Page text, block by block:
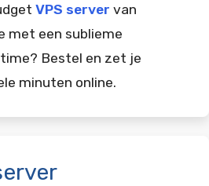
VPS server van
met een sublieme
Bestel en zet je
minuten online.